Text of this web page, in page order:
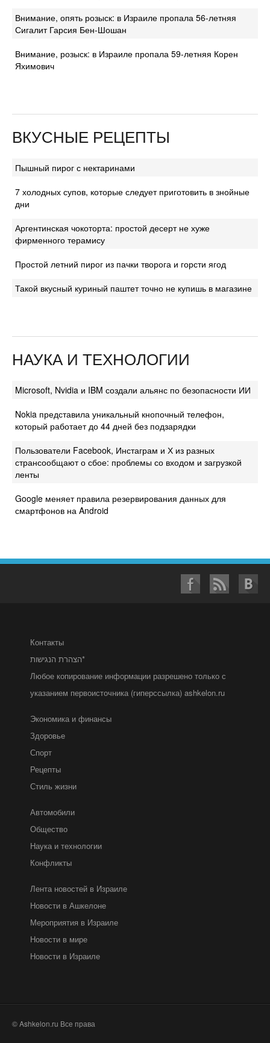
Внимание, опять розыск: в Израиле пропала 56-летняя
Сигалит Гарсия Бен-Шошан
Внимание, розыск: в Израиле пропала 59-летняя Корен
Яхимович
ВКУСНЫЕ РЕЦЕПТЫ
Пышный пирог с нектаринами
7 холодных супов, которые следует приготовить в знойные
дни
Аргентинская чокоторта: простой десерт не хуже
фирменного терамису
Простой летний пирог из пачки творога и горсти ягод
Такой вкусный куриный паштет точно не купишь в магазине
НАУКА И ТЕХНОЛОГИИ
Microsoft, Nvidia и IBM создали альянс по безопасности ИИ
Nokia представила уникальный кнопочный телефон,
который работает до 44 дней без подзарядки
Пользователи Facebook, Инстаграм и Х из разных
странсообщают о сбое: проблемы со входом и загрузкой
ленты
Google меняет правила резервирования данных для
смартфонов на Android
Контакты
הצהרת הנגישות*
Любое копирование информации разрешено только с
указанием первоисточника (гиперссылка) ashkelon.ru
Экономика и финансы
Здоровье
Спорт
Рецепты
Стиль жизни
Автомобили
Общество
Наука и технологии
Конфликты
Лента новостей в Израиле
Новости в Ашкелоне
Мероприятия в Израиле
Новости в мире
Новости в Израиле
© Ashkelon.ru Все права